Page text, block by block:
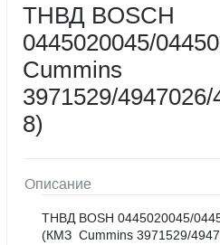
ТНВД BOSCH
0445020045/
Cummins
3971529/
8)
Описание
ТНВД BOSH 0445020045/
(КМЗ Cummins 3971529/